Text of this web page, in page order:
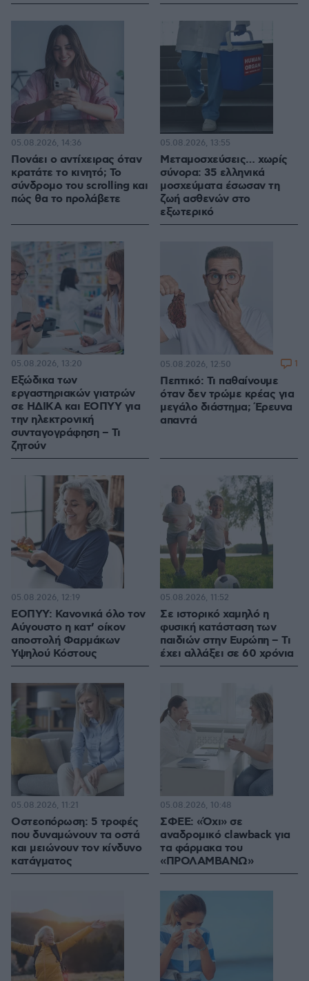
Πονάει ο αντίχειρας όταν
κρατάτε το κινητό; Το
σύνδρομο του scrolling και
πώς θα το προλάβετε
05.08.2026, 14:36
Μεταμοσχεύσεις… χωρίς
σύνορα: 35 ελληνικά
μοσχεύματα έσωσαν τη
ζωή ασθενών στο
εξωτερικό
05.08.2026, 13:55
Εξώδικα των
εργαστηριακών γιατρών
σε ΗΔΙΚΑ και ΕΟΠΥΥ για
την ηλεκτρονική
συνταγογράφηση – Τι
ζητούν
05.08.2026, 13:20
Πεπτικό: Τι παθαίνουμε
όταν δεν τρώμε κρέας για
μεγάλο διάστημα; Έρευνα
απαντά
05.08.2026, 12:50 1
ΕΟΠΥΥ: Κανονικά όλο τον
Αύγουστο η κατ’ οίκον
αποστολή Φαρμάκων
Υψηλού Κόστους
05.08.2026, 12:19
Σε ιστορικό χαμηλό η
φυσική κατάσταση των
παιδιών στην Ευρώπη – Τι
έχει αλλάξει σε 60 χρόνια
05.08.2026, 11:52
Οστεοπόρωση: 5 τροφές
που δυναμώνουν τα οστά
και μειώνουν τον κίνδυνο
κατάγματος
05.08.2026, 11:21
ΣΦΕΕ: «Όχι» σε
αναδρομικό clawback για
τα φάρμακα του
«ΠΡΟΛΑΜΒΑΝΩ»
05.08.2026, 10:48